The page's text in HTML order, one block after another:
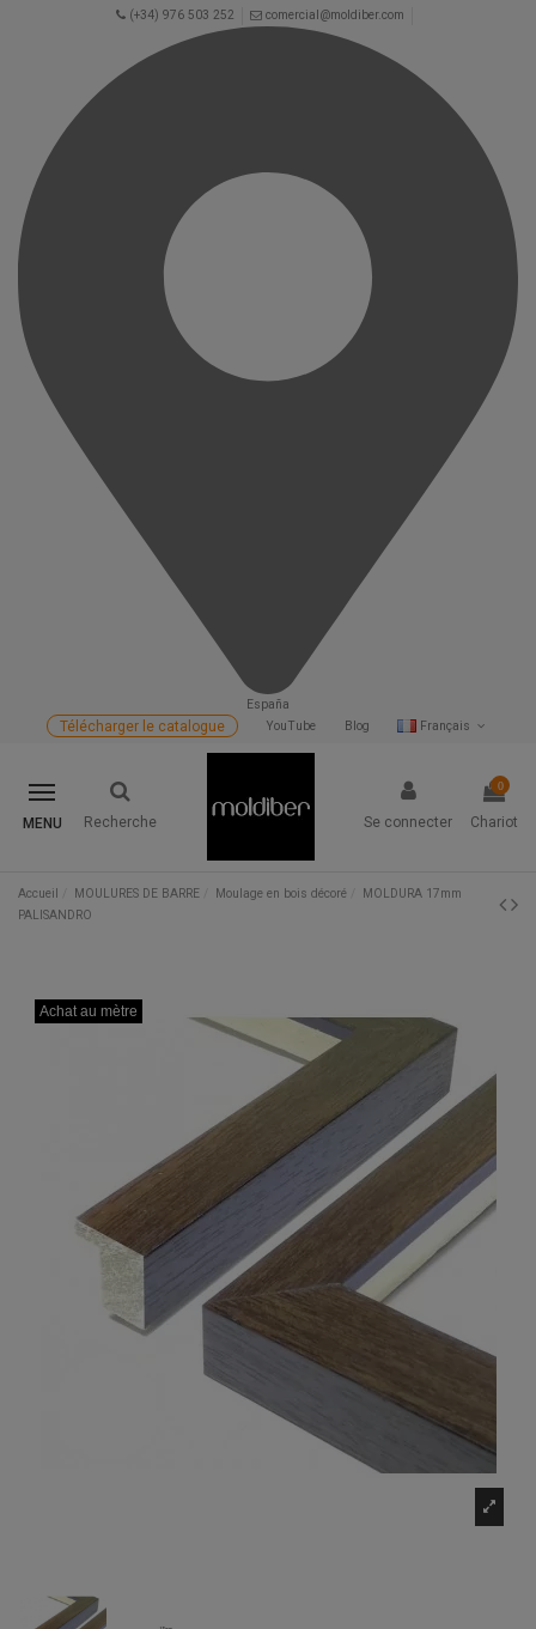
(+34) 976 503 252 comercial@moldiber.com
España
Français
Blog
YouTube
Télécharger le catalogue
MENU Recherche Se connecter
0
Chariot
Accueil MOULURES DE BARRE Moulage en bois décoré
MOLDURA 17mm
PALISANDRO
Achat au mètre
Achat au mètre